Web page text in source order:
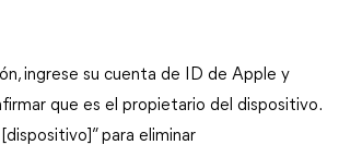
ingrese su cuenta de ID de Apple y
que es el propietario del dispositivo.
para eliminar